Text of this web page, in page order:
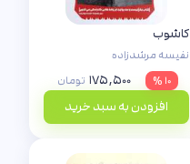
کاشوب
نفیسه مرشدزاده
۱۰ %
۱۷۵,۵۰۰ تومان
افزودن به سبد خرید